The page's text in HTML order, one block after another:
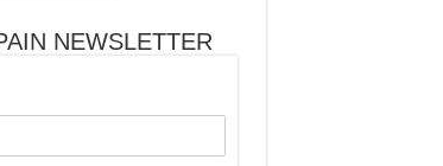
NEWSLETTER